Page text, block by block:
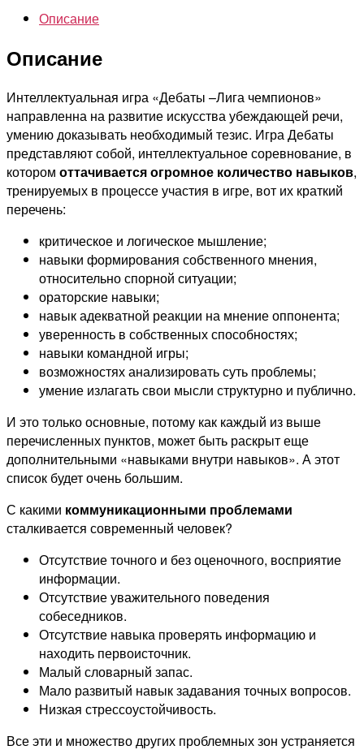
Описание
Описание
Интеллектуальная игра «Дебаты –Лига чемпионов»
направленна на развитие искусства убеждающей речи,
умению доказывать необходимый тезис. Игра Дебаты
представляют собой, интеллектуальное соревнование, в
котором оттачивается огромное количество навыков,
тренируемых в процессе участия в игре, вот их краткий
перечень:
критическое и логическое мышление;
навыки формирования собственного мнения,
относительно спорной ситуации;
ораторские навыки;
навык адекватной реакции на мнение оппонента;
уверенность в собственных способностях;
навыки командной игры;
возможностях анализировать суть проблемы;
умение излагать свои мысли структурно и публично.
И это только основные, потому как каждый из выше
перечисленных пунктов, может быть раскрыт еще
дополнительными «навыками внутри навыков». А этот
список будет очень большим.
С какими коммуникационными проблемами
сталкивается современный человек?
Отсутствие точного и без оценочного, восприятие
информации.
Отсутствие уважительного поведения
собеседников.
Отсутствие навыка проверять информацию и
находить первоисточник.
Малый словарный запас.
Мало развитый навык задавания точных вопросов.
Низкая стрессоустойчивость.
Все эти и множество других проблемных зон устраняется